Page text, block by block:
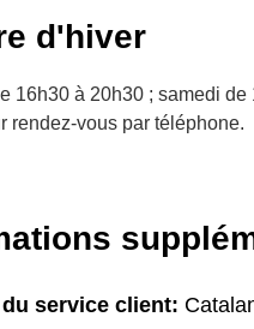
d'hiver
16h30 à 20h30 ; samedi
rendez-vous par téléphone.
service client: